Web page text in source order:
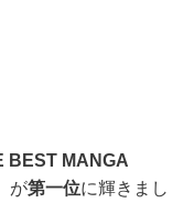
BEST MANGA
が第一位に輝きまし